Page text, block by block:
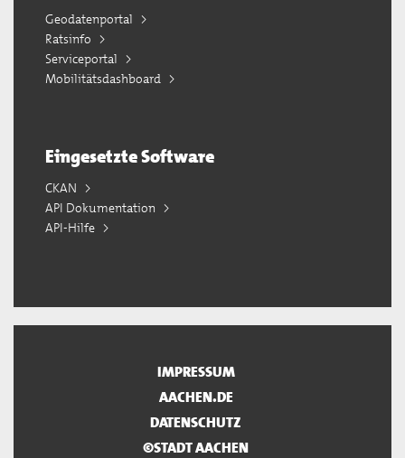
Geodatenportal
Ratsinfo
Serviceportal
Mobilitätsdashboard
Eingesetzte Software
CKAN
API Dokumentation
API-Hilfe
IMPRESSUM
AACHEN.DE
DATENSCHUTZ
©STADT AACHEN